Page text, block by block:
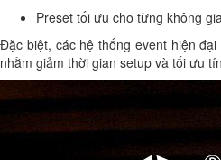
Preset tối ưu cho từng không
Đặc biệt, các hệ thống event hiện
nhằm giảm thời gian setup và tối ưu